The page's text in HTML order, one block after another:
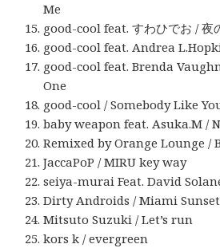
Me
good-cool feat. すわひでお / 夜
good-cool feat. Andrea
good-cool feat. Brenda
One
good-cool / Somebody Like
baby weapon feat. Asuka.M /
Remixed by Orange Lounge /
JaccaPoP / MIRU key way
seiya-murai Feat. David
Dirty Androids / Miami
Mitsuto Suzuki / Let’s run
kors k / evergreen